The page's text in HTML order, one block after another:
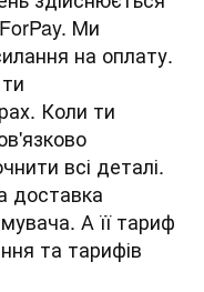
Ми
на оплату.
Коли ти
всі деталі.
доставка
А її тариф
та тарифів